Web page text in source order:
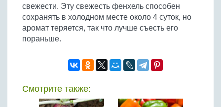
свежести. Эту свежесть фенхель способен
сохранять в холодном месте около 4 суток, но
аромат теряется, так что лучше съесть его
пораньше.
Смотрите также: